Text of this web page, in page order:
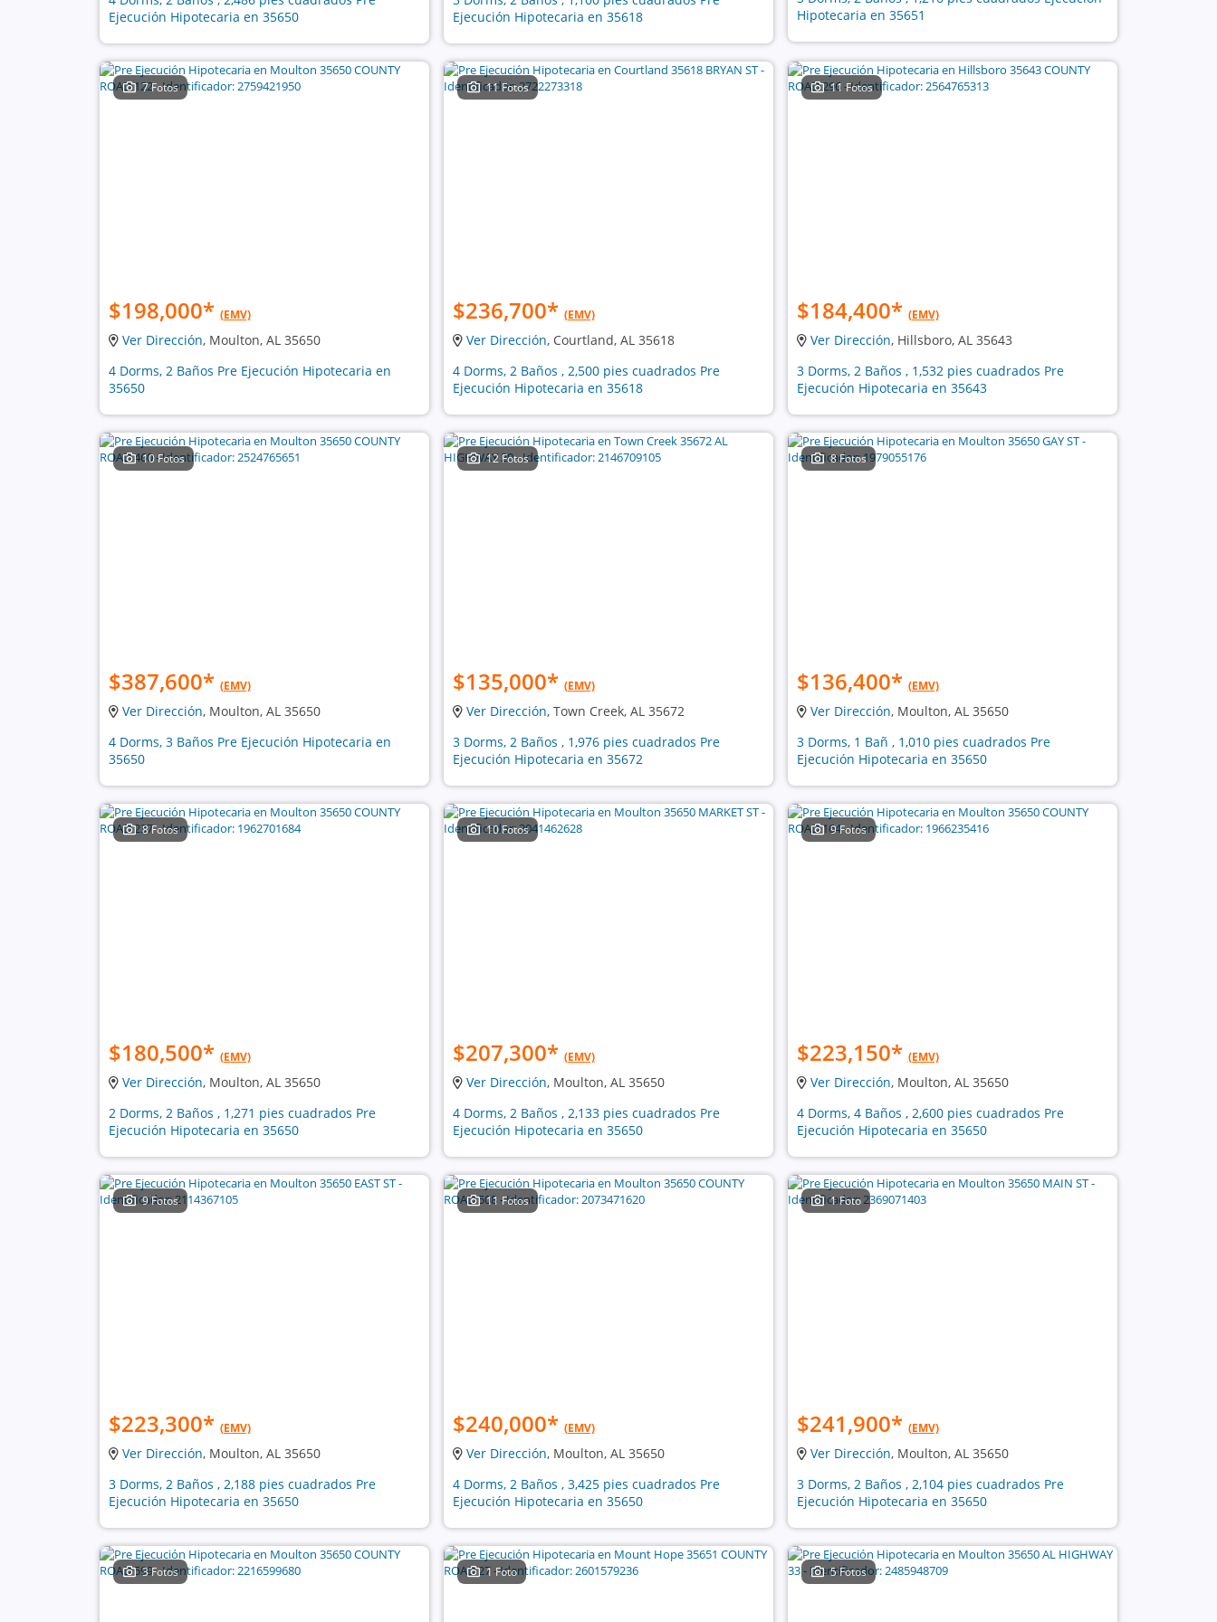
Ejecución Hipotecaria en 35650
Ejecución Hipotecaria en 35618
Hipotecaria en 35651
7 Fotos
$198,000* (EMV)
Ver Dirección, Moulton, AL 35650
4 Dorms, 2 Baños Pre Ejecución Hipotecaria en
35650
11 Fotos
$236,700* (EMV)
Ver Dirección, Courtland, AL 35618
4 Dorms, 2 Baños , 2,500 pies cuadrados Pre
Ejecución Hipotecaria en 35618
11 Fotos
$184,400* (EMV)
Ver Dirección, Hillsboro, AL 35643
3 Dorms, 2 Baños , 1,532 pies cuadrados Pre
Ejecución Hipotecaria en 35643
10 Fotos
$387,600* (EMV)
Ver Dirección, Moulton, AL 35650
4 Dorms, 3 Baños Pre Ejecución Hipotecaria en
35650
12 Fotos
$135,000* (EMV)
Ver Dirección, Town Creek, AL 35672
3 Dorms, 2 Baños , 1,976 pies cuadrados Pre
Ejecución Hipotecaria en 35672
8 Fotos
$136,400* (EMV)
Ver Dirección, Moulton, AL 35650
3 Dorms, 1 Bañ , 1,010 pies cuadrados Pre
Ejecución Hipotecaria en 35650
8 Fotos
$180,500* (EMV)
Ver Dirección, Moulton, AL 35650
2 Dorms, 2 Baños , 1,271 pies cuadrados Pre
Ejecución Hipotecaria en 35650
10 Fotos
$207,300* (EMV)
Ver Dirección, Moulton, AL 35650
4 Dorms, 2 Baños , 2,133 pies cuadrados Pre
Ejecución Hipotecaria en 35650
9 Fotos
$223,150* (EMV)
Ver Dirección, Moulton, AL 35650
4 Dorms, 4 Baños , 2,600 pies cuadrados Pre
Ejecución Hipotecaria en 35650
9 Fotos
$223,300* (EMV)
Ver Dirección, Moulton, AL 35650
3 Dorms, 2 Baños , 2,188 pies cuadrados Pre
Ejecución Hipotecaria en 35650
11 Fotos
$240,000* (EMV)
Ver Dirección, Moulton, AL 35650
4 Dorms, 2 Baños , 3,425 pies cuadrados Pre
Ejecución Hipotecaria en 35650
1 Foto
$241,900* (EMV)
Ver Dirección, Moulton, AL 35650
3 Dorms, 2 Baños , 2,104 pies cuadrados Pre
Ejecución Hipotecaria en 35650
3 Fotos 1 Foto 5 Fotos